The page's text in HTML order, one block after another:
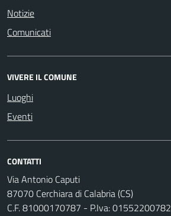
Notizie
Comunicati
VIVERE IL COMUNE
Luoghi
Eventi
CONTATTI
Via Antonio Caputi
87070 Cerchiara di Calabria (CS)
C.F. 81000170787 - P.Iva: 01552200782